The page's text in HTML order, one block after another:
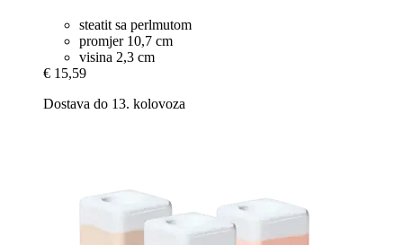
steatit sa perlmutom
promjer 10,7 cm
visina 2,3 cm
€ 15,59
Dostava do 13. kolovoza